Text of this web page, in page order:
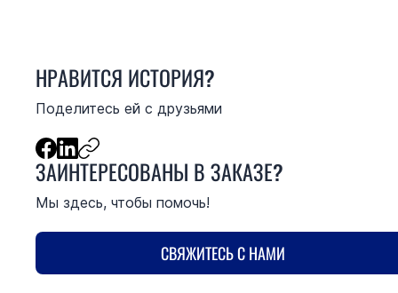
НРАВИТСЯ ИСТОРИЯ?
Поделитесь ей с друзьями
СВЯЖИТЕСЬ С НАМИ
ЗАИНТЕРЕСОВАНЫ В ЗАКАЗЕ?
Мы здесь, чтобы помочь!